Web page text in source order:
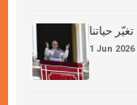
حياتنا
1 Jun 2026